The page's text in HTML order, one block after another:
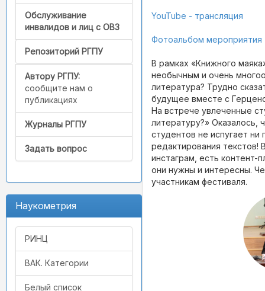
Обслуживание
инвалидов и лиц с ОВЗ
Репозиторий РГПУ
Автору РГПУ:
сообщите нам о
публикациях
Журналы РГПУ
Задать вопрос
Наукометрия
РИНЦ
ВАК. Категории
Белый список
YouTube - трансляция
Фотоальбом мероприятия
В рамках «Книжного
необычным и очень
литература? Трудно
будущее вместе с
На встрече увлеченные
литературу?» Оказалось,
студентов не испугает
редактирования текстов!
инстаграм, есть контент-
они нужны и интересны.
участникам фестиваля.